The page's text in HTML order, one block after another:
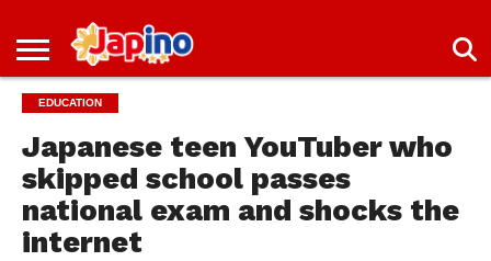
NEWS
ENTERTAINMENT
LIVES
EVENTS
LIVING
IN
ONLY
IN
OFW
IMMIGRATION
PROMO
DEAL
JOBS
EDUCATION
Japanese teen YouTuber who
skipped school passes
national exam and shocks the
internet